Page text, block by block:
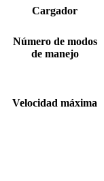
Cargador
Número de modos
de manejo
Velocidad máxima